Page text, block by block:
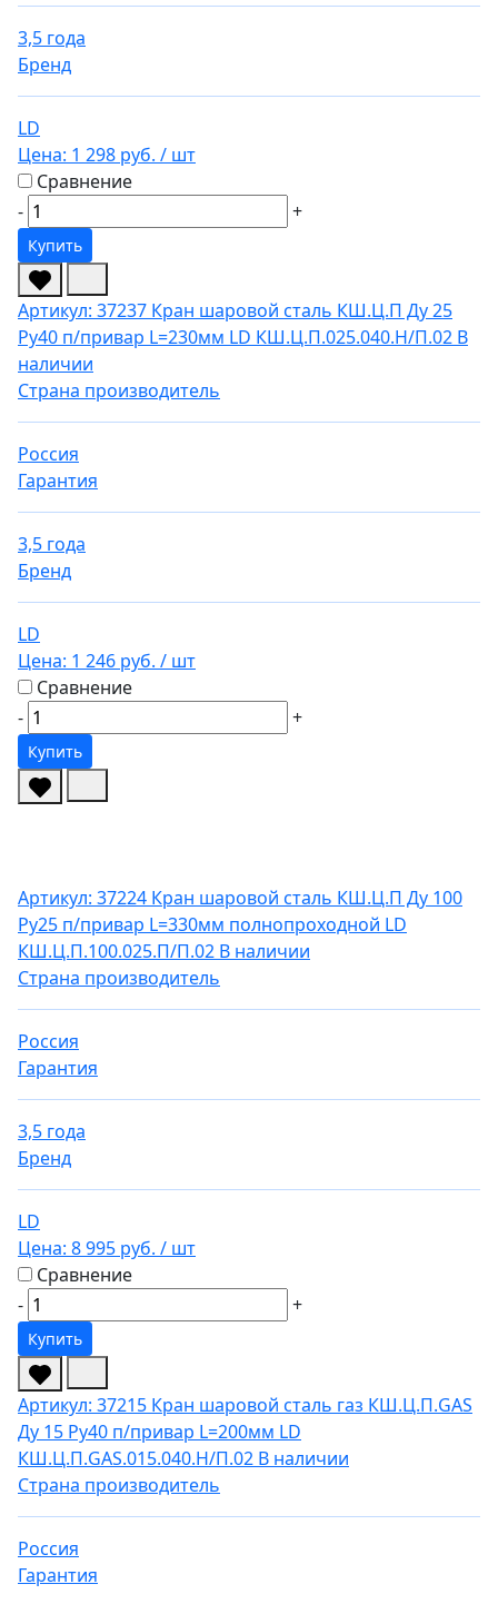
3,5 года
Бренд
LD
Цена: 1 298 руб. / шт
Сравнение
-
+
Купить
Артикул: 37237 Кран шаровой сталь КШ.Ц.П Ду 25
Ру40 п/привар L=230мм LD КШ.Ц.П.025.040.Н/П.02 В
наличии
Страна производитель
Россия
Гарантия
3,5 года
Бренд
LD
Цена: 1 246 руб. / шт
Сравнение
-
+
Купить
Артикул: 37224 Кран шаровой сталь КШ.Ц.П Ду 100
Ру25 п/привар L=330мм полнопроходной LD
КШ.Ц.П.100.025.П/П.02 В наличии
Страна производитель
Россия
Гарантия
3,5 года
Бренд
LD
Цена: 8 995 руб. / шт
Сравнение
-
+
Купить
Артикул: 37215 Кран шаровой сталь газ КШ.Ц.П.GAS
Ду 15 Ру40 п/привар L=200мм LD
КШ.Ц.П.GAS.015.040.Н/П.02 В наличии
Страна производитель
Россия
Гарантия